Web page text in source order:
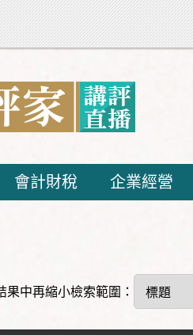
會計財稅 企業經營
果中再縮小檢索範圍：